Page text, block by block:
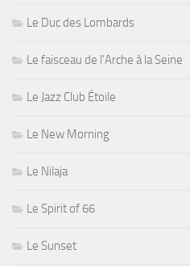
Le Duc des Lombards
Le faisceau de l'Arche à la Seine
Le Jazz Club Étoile
Le New Morning
Le Nilaja
Le Spirit of 66
Le Sunset